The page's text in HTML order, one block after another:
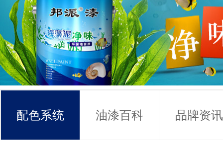
配色系统 油漆百科 品牌资讯